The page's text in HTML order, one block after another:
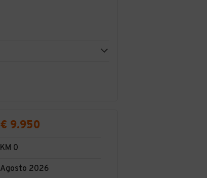
€ 9.950
KM 0
Agosto 2026